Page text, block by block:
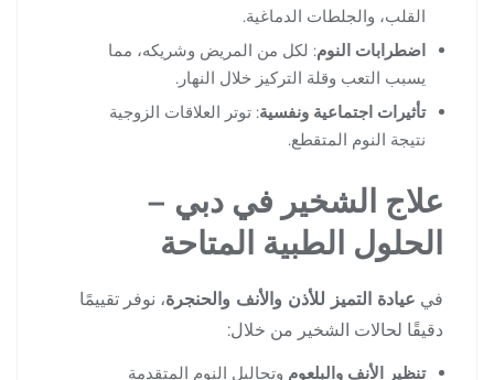
القلب، والجلطات الدماغية.
اضطرابات النوم: لكل من المريض وشريكه، مما
يسبب التعب وقلة التركيز خلال النهار.
تأثيرات اجتماعية ونفسية: توتر العلاقات الزوجية
نتيجة النوم المتقطع.
علاج الشخير في دبي –
الحلول الطبية المتاحة
في عيادة التميز للأذن والأنف والحنجرة، نوفر تقييمًا
دقيقًا لحالات الشخير من خلال:
تنظير الأنف والبلعوم وتحاليل النوم المتقدمة